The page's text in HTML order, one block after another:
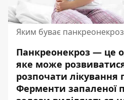
Яким буває
Панкреонекроз — це
яке може
розпочати лікування
Ферменти запаленої